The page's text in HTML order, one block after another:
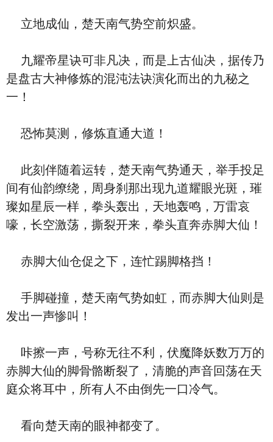
立地成仙，楚天南气势空前炽盛。
九耀帝星诀可非凡决，而是上古仙决，据传乃
是盘古大神修炼的混沌法诀演化而出的九秘之
一！
恐怖莫测，修炼直通大道！
此刻伴随着运转，楚天南气势通天，举手投足
间有仙韵缭绕，周身刹那出现九道耀眼光斑，璀
璨如星辰一样，拳头轰出，天地轰鸣，万雷哀
嚎，长空激荡，撕裂开来，拳头直奔赤脚大仙！
赤脚大仙仓促之下，连忙踢脚格挡！
手脚碰撞，楚天南气势如虹，而赤脚大仙则是
发出一声惨叫！
咔擦一声，号称无往不利，伏魔降妖数万万的
赤脚大仙的脚骨骼断裂了，清脆的声音回荡在天
庭众将耳中，所有人不由倒先一口冷气。
看向楚天南的眼神都变了。